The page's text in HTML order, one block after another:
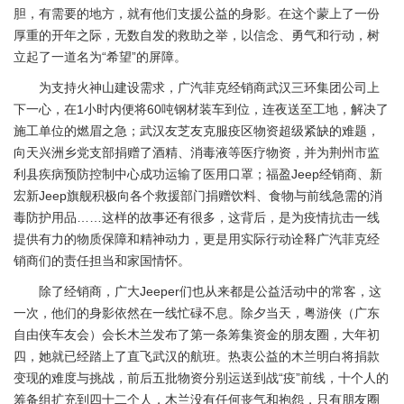
胆，有需要的地方，就有他们支援公益的身影。在这个蒙上了一份
厚重的开年之际，无数自发的救助之举，以信念、勇气和行动，树
立起了一道名为“希望”的屏障。
为支持火神山建设需求，广汽菲克经销商武汉三环集团公司上
下一心，在1小时内便将60吨钢材装车到位，连夜送至工地，解决了
施工单位的燃眉之急；武汉友芝友克服疫区物资超级紧缺的难题，
向天兴洲乡党支部捐赠了酒精、消毒液等医疗物资，并为荆州市监
利县疾病预防控制中心成功运输了医用口罩；福盈Jeep经销商、新
宏新Jeep旗舰积极向各个救援部门捐赠饮料、食物与前线急需的消
毒防护用品……这样的故事还有很多，这背后，是为疫情抗击一线
提供有力的物质保障和精神动力，更是用实际行动诠释广汽菲克经
销商们的责任担当和家国情怀。
除了经销商，广大Jeeper们也从来都是公益活动中的常客，这
一次，他们的身影依然在一线忙碌不息。除夕当天，粤游侠（广东
自由侠车友会）会长木兰发布了第一条筹集资金的朋友圈，大年初
四，她就已经踏上了直飞武汉的航班。热衷公益的木兰明白将捐款
变现的难度与挑战，前后五批物资分别运送到战“疫”前线，十个人的
筹备组扩充到四十二个人，木兰没有任何丧气和抱怨，只有朋友圈